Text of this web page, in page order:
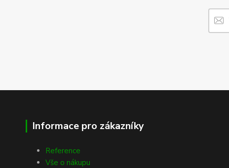
Informace pro zákazníky
Reference
Vše o nákupu